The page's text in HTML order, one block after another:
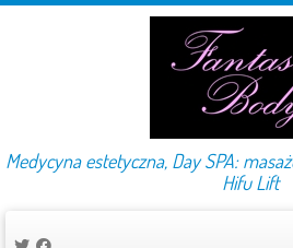
Medycyna estetyczna, Day SPA:
Hifu Lift